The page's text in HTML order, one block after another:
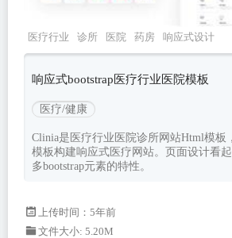
医疗行业 诊所 医院 药房 响应式设计
响应式bootstrap医疗行业医院模板
医疗/健康
Clinia是医疗行业医院诊所网站Html模板
模板构建响应式医疗网站。页面设计看
多bootstrap元素的特性。
上传时间：5年前
文件大小: 5.20M